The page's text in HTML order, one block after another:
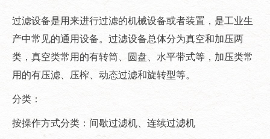
过滤设备是用来进行过滤的机械设备或者装置，是工业生
产中常见的通用设备。过滤设备总体分为真空和加压两
类，真空类常用的有转筒、圆盘、水平带式等，加压类常
用的有压滤、压榨、动态过滤和旋转型等。
分类：
按操作方式分类：间歇过滤机、连续过滤机